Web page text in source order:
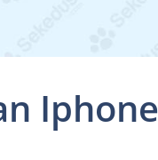
Iphone